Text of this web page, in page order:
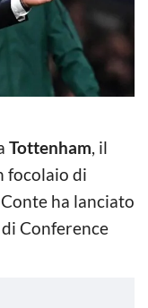
Tottenham, il
focolaio di
ha lanciato
Conference